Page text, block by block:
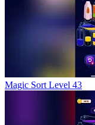
Magic Sort Level 43